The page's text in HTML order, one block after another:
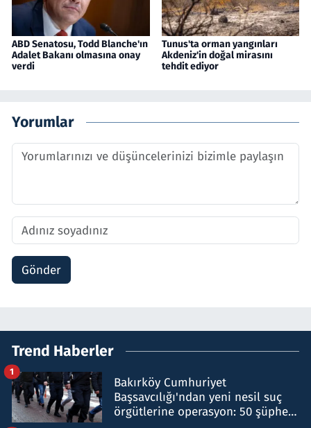
ABD Senatosu, Todd Blanche'ın
Adalet Bakanı olmasına onay
verdi
Tunus'ta orman yangınları
Akdeniz'in doğal mirasını
tehdit ediyor
Yorumlar
Gönder
Trend Haberler
Bakırköy Cumhuriyet
Başsavcılığı'ndan yeni nesil suç
örgütlerine operasyon: 50 şüpheli
1